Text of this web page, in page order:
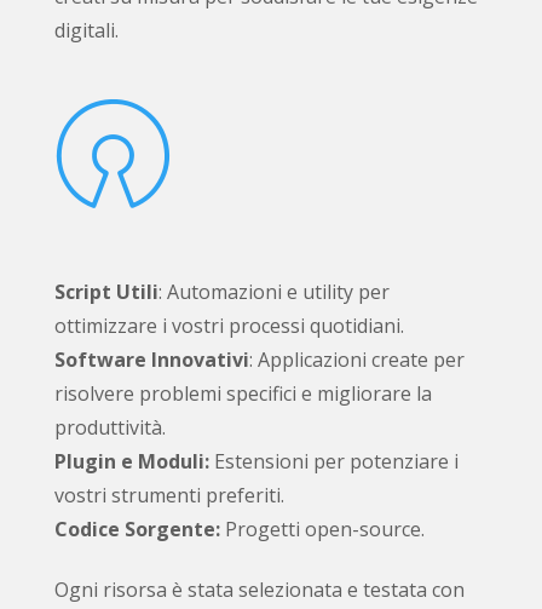
digitali.

Script Utili: Automazioni e utility per
ottimizzare i vostri processi quotidiani.
Software Innovativi: Applicazioni create per
risolvere problemi specifici e migliorare la
produttività.
Plugin e Moduli:Estensioni per potenziare i
vostri strumenti preferiti.
Codice Sorgente:Progetti open-source.
Ogni risorsa è stata selezionata e testata con